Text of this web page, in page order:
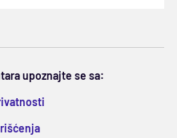
upoznajte se sa: